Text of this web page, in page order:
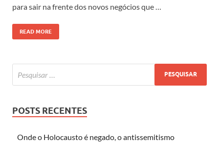
para sair na frente dos novos negócios que …
READ MORE
POSTS RECENTES
Onde o Holocausto é negado, o antissemitismo